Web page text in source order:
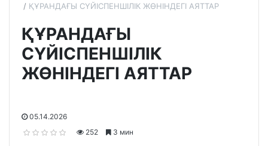
ҚҰРАНДАҒЫ СҮЙІСПЕНШІЛІК ЖӨНІНДЕГІ АЯТТАР
ҚҰРАНДАҒЫ
СҮЙІСПЕНШІЛІК
ЖӨНІНДЕГІ АЯТТАР
05.14.2026
252
3 мин